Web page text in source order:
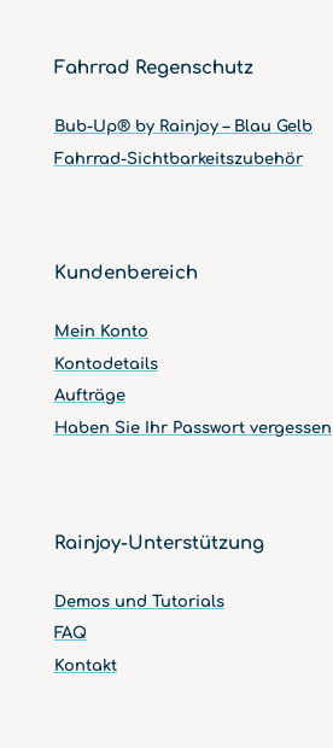
Fahrrad Regenschutz
Bub-Up® by Rainjoy – Blau Gelb
Fahrrad-Sichtbarkeitszubehör
Kundenbereich
Mein Konto
Kontodetails
Aufträge
Haben Sie Ihr Passwort vergessen
Rainjoy-Unterstützung
Demos und Tutorials
FAQ
Kontakt